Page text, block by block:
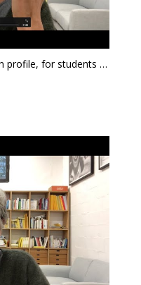
How to workout a great linkedin profile, for students & young professionals Part 2